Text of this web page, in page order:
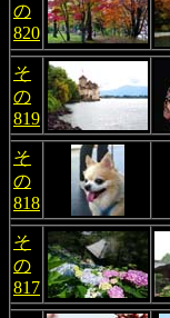
の
820
そ
の
819
そ
の
818
そ
の
817